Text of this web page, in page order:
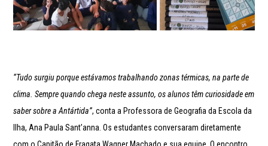
“Tudo surgiu porque estávamos trabalhando zonas térmicas, na parte de
clima. Sempre quando chega neste assunto, os alunos têm curiosidade em
saber sobre a Antártida”, conta a Professora de Geografia da Escola da
Ilha, Ana Paula Sant’anna. Os estudantes conversaram diretamente